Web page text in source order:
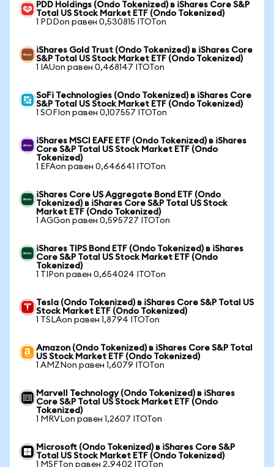
PDD Holdings (Ondo Tokenized) в iShares Core S&P
Total US Stock Market ETF (Ondo Tokenized)
1 PDDon равен 0,530815 ITOTon
iShares Gold Trust (Ondo Tokenized) в iShares Core
S&P Total US Stock Market ETF (Ondo Tokenized)
1 IAUon равен 0,468147 ITOTon
SoFi Technologies (Ondo Tokenized) в iShares Core
S&P Total US Stock Market ETF (Ondo Tokenized)
1 SOFIon равен 0,107557 ITOTon
iShares MSCI EAFE ETF (Ondo Tokenized) в iShares
Core S&P Total US Stock Market ETF (Ondo
Tokenized)
1 EFAon равен 0,646641 ITOTon
iShares Core US Aggregate Bond ETF (Ondo
Tokenized) в iShares Core S&P Total US Stock
Market ETF (Ondo Tokenized)
1 AGGon равен 0,595727 ITOTon
iShares TIPS Bond ETF (Ondo Tokenized) в iShares
Core S&P Total US Stock Market ETF (Ondo
Tokenized)
1 TIPon равен 0,654024 ITOTon
Tesla (Ondo Tokenized) в iShares Core S&P Total US
Stock Market ETF (Ondo Tokenized)
1 TSLAon равен 1,8794 ITOTon
Amazon (Ondo Tokenized) в iShares Core S&P Total
US Stock Market ETF (Ondo Tokenized)
1 AMZNon равен 1,6079 ITOTon
Marvell Technology (Ondo Tokenized) в iShares
Core S&P Total US Stock Market ETF (Ondo
Tokenized)
1 MRVLon равен 1,2607 ITOTon
Microsoft (Ondo Tokenized) в iShares Core S&P
Total US Stock Market ETF (Ondo Tokenized)
1 MSFTon равен 2,9402 ITOTon